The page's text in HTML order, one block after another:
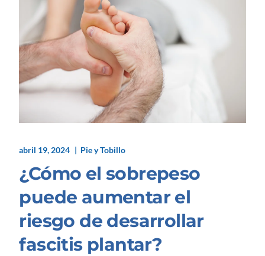
abril 19, 2024 Pie y Tobillo
¿Cómo el sobrepeso
puede aumentar el
riesgo de desarrollar
fascitis plantar?